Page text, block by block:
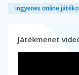
ingyenes online
Játékmenet